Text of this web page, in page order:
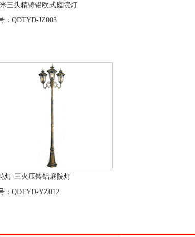
三头精铸铝欧式庭院灯
：QDTYD-JZ003
灯-三火压铸铝庭院灯
：QDTYD-YZ012